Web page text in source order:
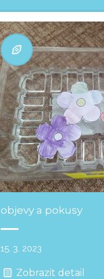
objevy a pokusy
15. 3. 2023
Zobrazit detail